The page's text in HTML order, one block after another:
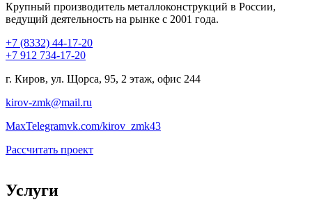
Крупный производитель металлоконструкций в России,
ведущий деятельность на рынке с 2001 года.
+7 (8332) 44-17-20
+7 912 734-17-20
г. Киров, ул. Щорса, 95, 2 этаж, офис 244
kirov-zmk@mail.ru
MaxTelegramvk.com/kirov_zmk43
Рассчитать проект
Услуги